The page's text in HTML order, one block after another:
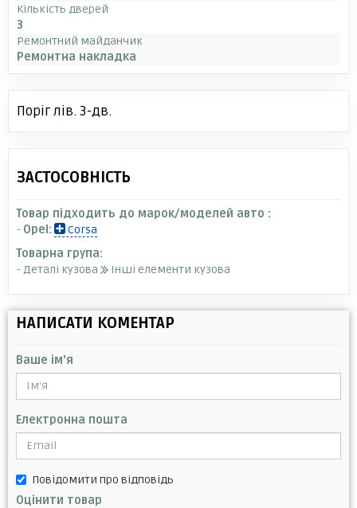
Кількість дверей
3
Ремонтний майданчик
Ремонтна накладка
Поріг лів. 3-дв.
ЗАСТОСОВНІСТЬ
Товар підходить до марок/моделей авто :
- Opel:
Corsa
Товарна група:
- Деталі кузова
Інші елементи кузова
НАПИСАТИ КОМЕНТАР
Ваше ім'я
Електронна пошта
Повідомити про відповідь
Оцінити товар